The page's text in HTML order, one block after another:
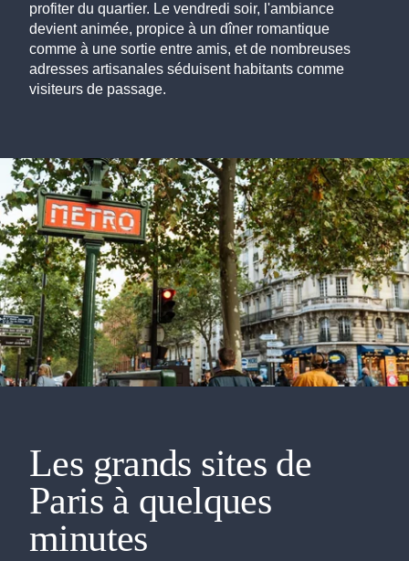
profiter du quartier. Le vendredi soir, l'ambiance
devient animée, propice à un dîner romantique
comme à une sortie entre amis, et de nombreuses
adresses artisanales séduisent habitants comme
visiteurs de passage.
Les grands sites de
Paris à quelques
minutes